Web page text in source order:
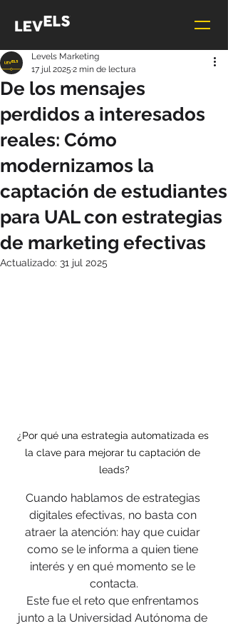
De los mensajes
perdidos a interesados
reales: Cómo
modernizamos la
captación de estudiantes
para UAL con estrategias
de marketing efectivas
Levels Marketing
17 jul 2025 2 min de lectura
Actualizado: 31 jul 2025
¿Por qué una estrategia automatizada es
la clave para mejorar tu captación de
leads?
Cuando hablamos de estrategias
digitales efectivas, no basta con
atraer la atención: hay que cuidar
como se le informa a quien tiene
interés y en qué momento se le
contacta.
Este fue el reto que enfrentamos
junto a la Universidad Autónoma de